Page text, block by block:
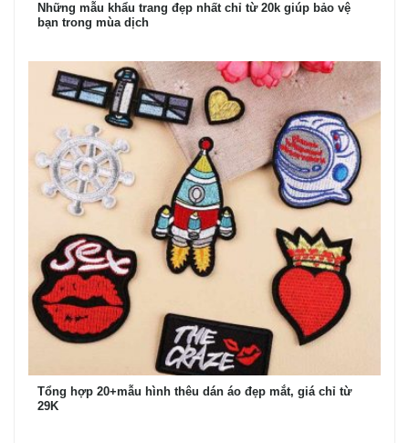
Những mẫu khẩu trang đẹp nhất chỉ từ 20k giúp bảo vệ
bạn trong mùa dịch
Tổng hợp 20+mẫu hình thêu dán áo đẹp mắt, giá chỉ từ
29K